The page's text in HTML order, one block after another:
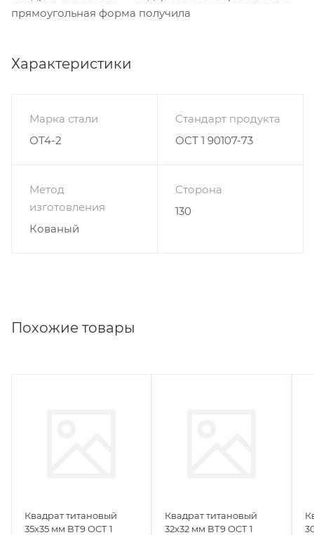
прямоугольная форма получила
Характеристики
Марка стали
ОТ4-2
Стандарт продукта
ОСТ 1 90107-73
Метод
изготовления
Кованый
Сторона
130
Похожие товары
Квадрат титановый
35х35 мм ВТ9 ОСТ 1
Квадрат титановый
32х32 мм ВТ9 ОСТ 1